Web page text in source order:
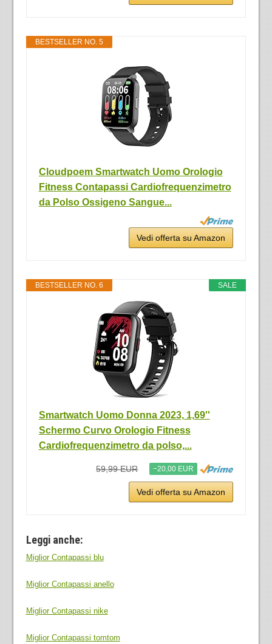
BESTSELLER NO. 5
Cloudpoem Smartwatch Uomo Orologio
Fitness Contapassi Cardiofrequenzimetro
da Polso Ossigeno Sangue...
Vedi offerta su Amazon
SALE
BESTSELLER NO. 6
Smartwatch Uomo Donna 2023, 1,69''
Schermo Curvo Orologio Fitness
Cardiofrequenzimetro da polso,...
59,99 EUR −20,00 EUR
Vedi offerta su Amazon
Leggi anche:
Miglior Contapassi blu
Miglior Contapassi anello
Miglior Contapassi nike
Miglior Contapassi tomtom